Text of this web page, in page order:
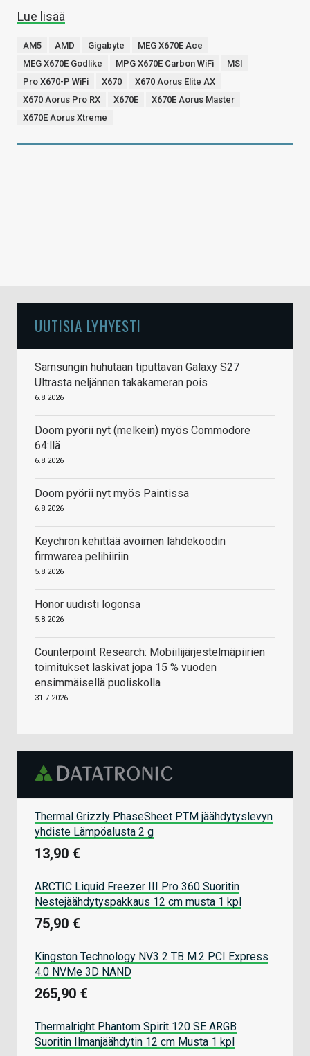
Lue lisää
AM5 AMD Gigabyte
MEG X670E Ace
MEG X670E Godlike
MPG X670E Carbon WiFi
MSI
Pro X670-P WiFi
X670
X670 Aorus Elite AX
X670 Aorus Pro RX
X670E
X670E Aorus Master
X670E Aorus Xtreme
UUTISIA LYHYESTI
Samsungin huhutaan tiputtavan Galaxy S27
Ultrasta neljännen takakameran pois
6.8.2026
Doom pyörii nyt (melkein) myös Commodore
64:llä
6.8.2026
Doom pyörii nyt myös Paintissa
6.8.2026
Keychron kehittää avoimen lähdekoodin
firmwarea pelihiiriin
5.8.2026
Honor uudisti logonsa
5.8.2026
Counterpoint Research: Mobiilijärjestelmäpiirien
toimitukset laskivat jopa 15 % vuoden
ensimmäisellä puoliskolla
31.7.2026
Thermal Grizzly PhaseSheet PTM jäähdytyslevyn
yhdiste Lämpöalusta 2 g
13,90 €
ARCTIC Liquid Freezer III Pro 360 Suoritin
Nestejäähdytyspakkaus 12 cm musta 1 kpl
75,90 €
Kingston Technology NV3 2 TB M.2 PCI Express
4.0 NVMe 3D NAND
265,90 €
Thermalright Phantom Spirit 120 SE ARGB
Suoritin Ilmanjäähdytin 12 cm Musta 1 kpl